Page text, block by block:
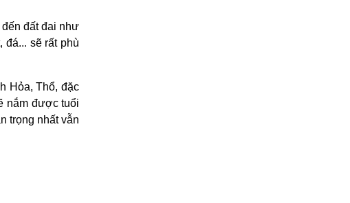
đất đai như
đá... sẽ rất phù
Hỏa, Thổ, đặc
nắm được tuổi
trọng nhất vẫn